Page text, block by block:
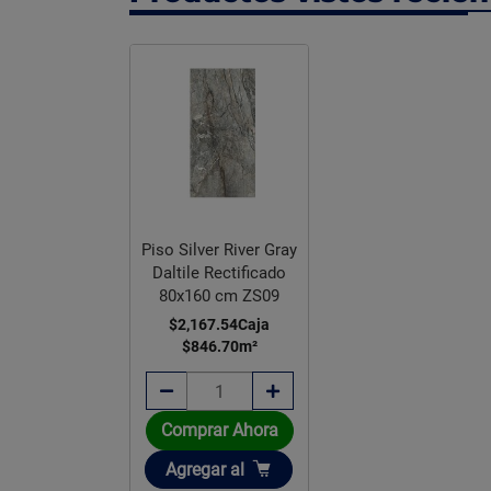
Piso Silver River Gray
Daltile Rectificado
80x160 cm ZS09
$2,167.54Caja
$846.70m²
Comprar Ahora
Añadir
Agregar al